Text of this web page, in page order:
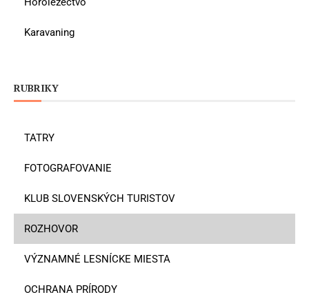
Karavaning
RUBRIKY
TATRY
FOTOGRAFOVANIE
KLUB SLOVENSKÝCH TURISTOV
ROZHOVOR
VÝZNAMNÉ LESNÍCKE MIESTA
OCHRANA PRÍRODY